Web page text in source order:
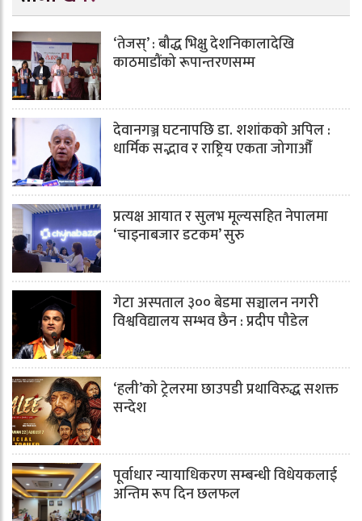
‘तेजस्’ : बौद्ध भिक्षु देशनिकालादेखि
काठमाडौंको रूपान्तरणसम्म
देवानगञ्ज घटनापछि डा. शशांककाे अपिल :
धार्मिक सद्भाव र राष्ट्रिय एकता जोगाऔँ
प्रत्यक्ष आयात र सुलभ मूल्यसहित नेपालमा
‘चाइनाबजार डटकम’ सुरु
गेटा अस्पताल ३०० बेडमा सञ्चालन नगरी
विश्वविद्यालय सम्भव छैन : प्रदीप पौडेल
‘हली’को ट्रेलरमा छाउपडी प्रथाविरुद्ध सशक्त
सन्देश
पूर्वाधार न्यायाधिकरण सम्बन्धी विधेयकलाई
अन्तिम रूप दिन छलफल